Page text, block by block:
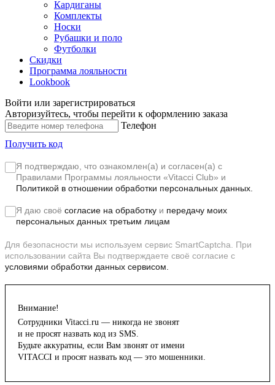
Кардиганы
Комплекты
Носки
Рубашки и поло
Футболки
Скидки
Программа лояльности
Lookbook
Войти или зарегистрироваться
Авторизуйтесь, чтобы перейти к оформлению заказа
Телефон
Получить код
Я подтверждаю, что ознакомлен(а) и согласен(а) с
Правилами Программы лояльности «Vitacci Club» и
Политикой в отношении обработки персональных данных.
Я даю своё согласие на обработку и передачу моих
персональных данных третьим лицам
Для безопасности мы используем сервис SmartCaptcha. При
использовании сайта Вы подтверждаете своё согласие с
условиями обработки данных сервисом.
Внимание!
Сотрудники Vitacci.ru — никогда не звонят
и не просят назвать код из SMS.
Будьте аккуратны, если Вам звонят от имени
VITACCI и просят назвать код — это мошенники.